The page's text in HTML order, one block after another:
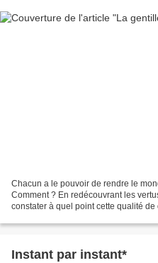
Chacun a le pouvoir de rendre le
Comment ? En redécouvrant les
constater à quel point cette qualité
Instant par instant*